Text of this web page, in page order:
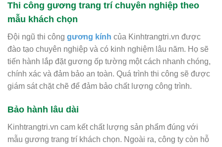
Thi công gương trang trí chuyên nghiệp theo
mẫu khách chọn
Đội ngũ thi công gương kính của Kinhtrangtri.vn được
đào tạo chuyên nghiệp và có kinh nghiệm lâu năm. Họ sẽ
tiến hành lắp đặt gương ốp tường một cách nhanh chóng,
chính xác và đảm bảo an toàn. Quá trình thi công sẽ được
giám sát chặt chẽ để đảm bảo chất lượng công trình.
Bảo hành lâu dài
Kinhtrangtri.vn cam kết chất lượng sản phẩm đúng với
mẫu gương trang trí khách chọn. Ngoài ra, công ty còn hỗ